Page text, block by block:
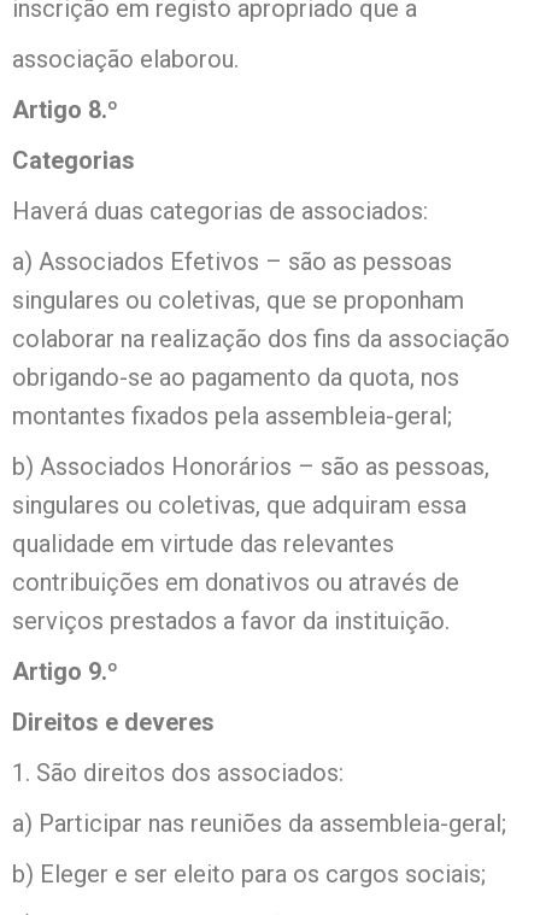
inscrição em registo apropriado que a
associação elaborou.
Artigo 8.º
Categorias
Haverá duas categorias de associados:
a) Associados Efetivos – são as pessoas
singulares ou coletivas, que se proponham
colaborar na realização dos fins da associação
obrigando-se ao pagamento da quota, nos
montantes fixados pela assembleia-geral;
b) Associados Honorários – são as pessoas,
singulares ou coletivas, que adquiram essa
qualidade em virtude das relevantes
contribuições em donativos ou através de
serviços prestados a favor da instituição.
Artigo 9.º
Direitos e deveres
1. São direitos dos associados:
a) Participar nas reuniões da assembleia-geral;
b) Eleger e ser eleito para os cargos sociais;